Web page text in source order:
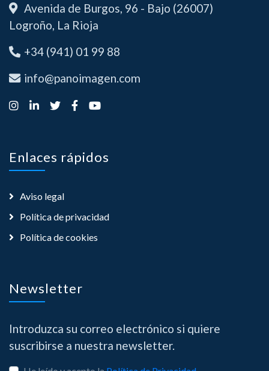
Avenida de Burgos, 96 - Bajo (26007)
Logroño, La Rioja
+34 (941) 01 99 88
info@panoimagen.com
Enlaces rápidos
Aviso legal
Política de privacidad
Política de cookies
Newsletter
Introduzca su correo electrónico si quiere
suscribirse a nuestra newsletter.